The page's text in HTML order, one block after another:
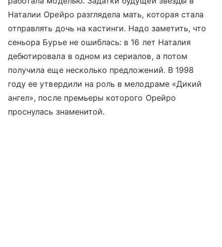
Наталии Орейро разглядела мать, которая стала
отправлять дочь на кастинги. Надо заметить, что
сеньора Бурье не ошиблась: в 16 лет Наталия
дебютировала в одном из сериалов, а потом
получила еще несколько предложений. В 1998
году ее утвердили на роль в мелодраме «Дикий
ангел», после премьеры которого Орейро
проснулась знаменитой.